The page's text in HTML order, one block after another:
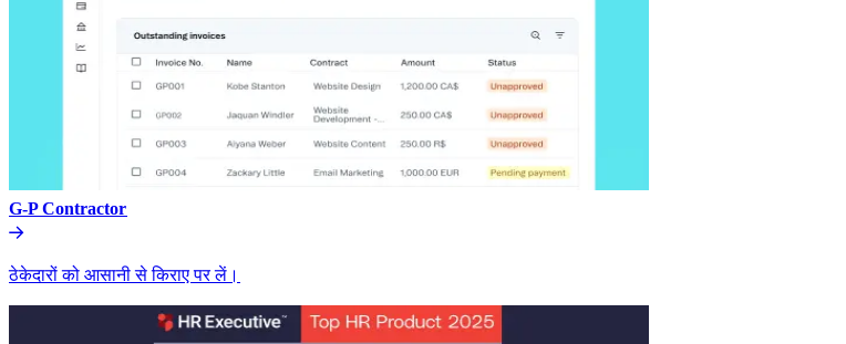
G-P Contractor​​
ठेकेदारों को आसानी से किराए पर लें।​​